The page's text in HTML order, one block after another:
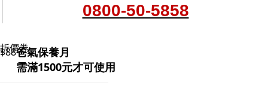
0800-50-5858
折價券
$88爸氣保養月
需滿1500元才可使用